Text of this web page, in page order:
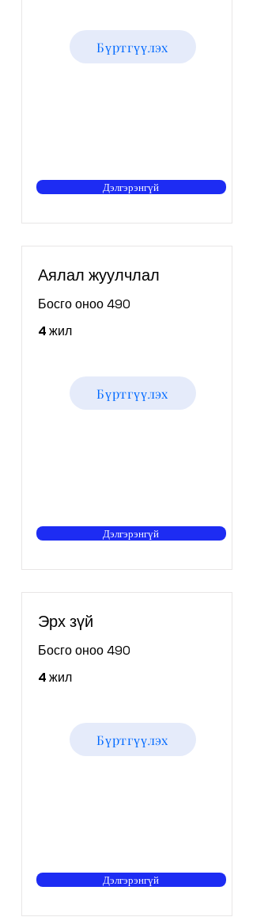
Бүртгүүлэх
Дэлгэрэнгүй
Аялал жуулчлал
Босго оноо 490
4 жил
Бүртгүүлэх
Дэлгэрэнгүй
Эрх зүй
Босго оноо 490
4 жил
Бүртгүүлэх
Дэлгэрэнгүй